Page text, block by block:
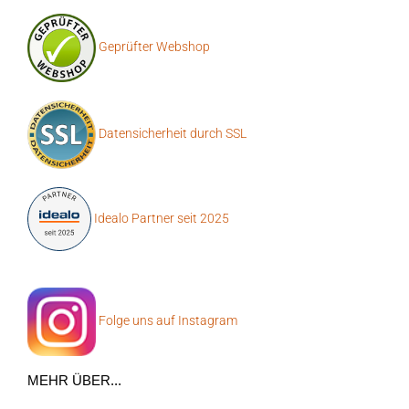
Geprüfter Webshop
Datensicherheit durch SSL
Idealo Partner seit 2025
Folge uns auf Instagram
MEHR ÜBER...